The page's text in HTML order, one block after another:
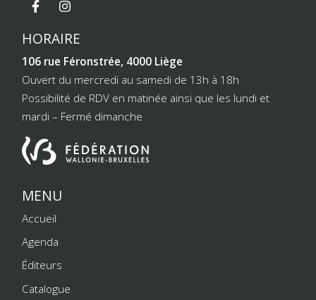
HORAIRE
106 rue Féronstrée, 4000 Liège
Ouvert du mercredi au samedi de 13h à 18h
Possibilité de RDV en matinée ainsi que les lundi et
mardi – Fermé dimanche
MENU
Accueil
Agenda
Éditeurs
Catalogue